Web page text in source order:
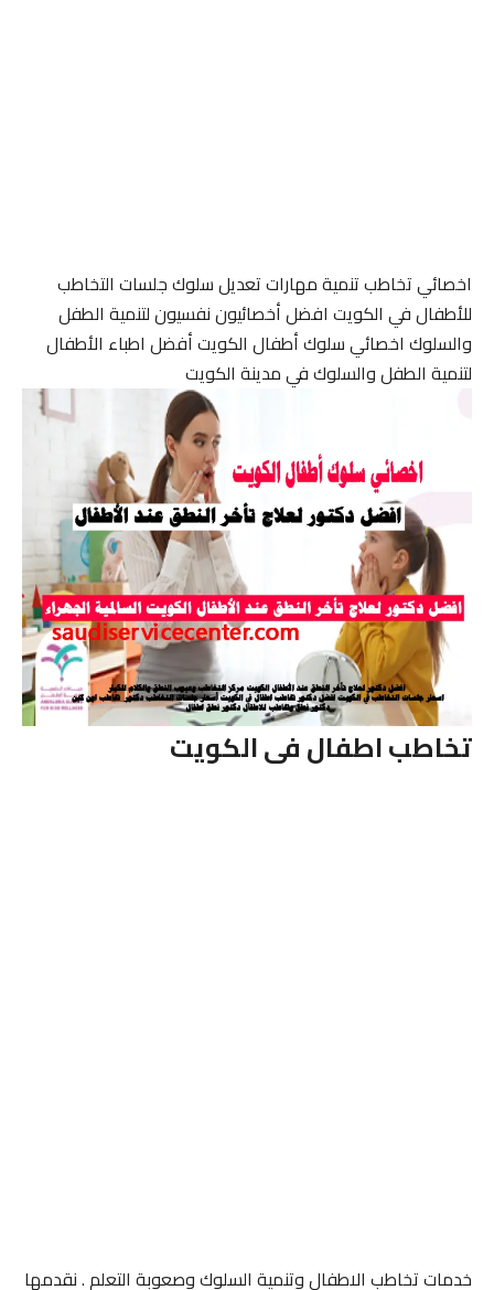
اخصائي تخاطب تنمية مهارات تعديل سلوك جلسات التخاطب
للأطفال في الكويت افضل أخصائيون نفسيون لتنمية الطفل
والسلوك اخصائي سلوك أطفال الكويت أفضل اطباء الأطفال
لتنمية الطفل والسلوك في مدينة الكويت
تخاطب اطفال فى الكويت
خدمات تخاطب الاطفال وتنمية السلوك وصعوبة التعلم . نقدمها